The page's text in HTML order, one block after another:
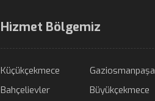
Hizmet Bölgemiz
Küçükçekmece
Gaziosmanpaşa
Bahçelievler
Büyükçekmece